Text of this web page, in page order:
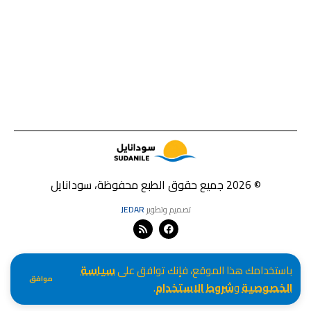
باستخدامك هذا الموقع، فإنك توافق علىسياسة
الخصوصيةوشروط الاستخدام. موافق
© 2026 جميع حقوق الطبع محفوظة، سودانايل
تصميم وتطويرJEDAR